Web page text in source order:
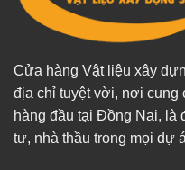
Cửa hàng Vật liệu xây
địa chỉ tuyệt vời, nơi cung
hàng đầu tại Đồng Nai, là
tư, nhà thầu trong mọi dự